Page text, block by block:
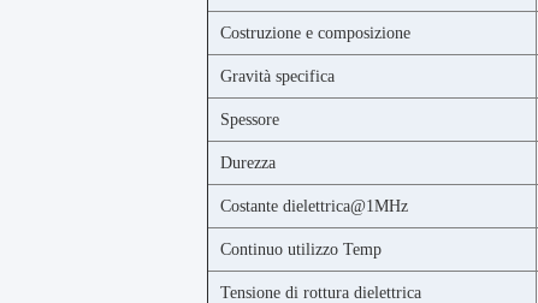
Costruzione e composizione
Gravità specifica
Spessore
Durezza
Costante dielettrica@1MHz
Continuo utilizzo Temp
Tensione di rottura dielettrica